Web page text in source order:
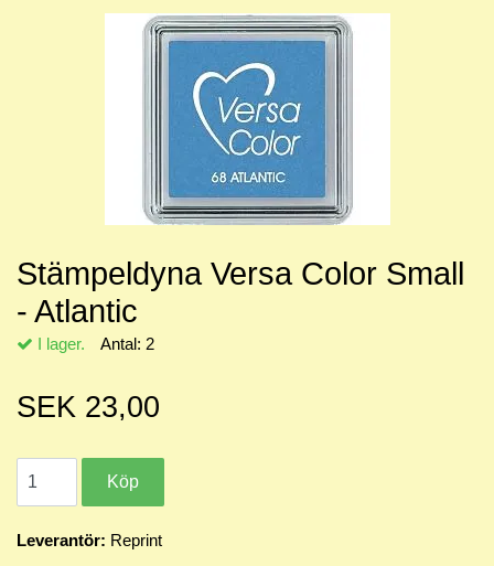
Stämpeldyna Versa Color Small
- Atlantic
I lager. Antal: 2
SEK 23,00
Leverantör: Reprint